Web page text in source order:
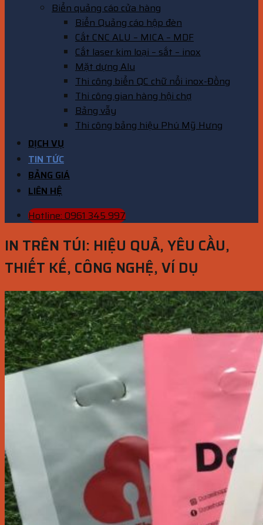
Biển quảng cáo cửa hàng
Biển Quảng cáo hộp đèn
Cắt CNC ALU – MICA – MDF
Cắt laser kim loại – sắt – inox
Mặt dựng Alu
Thi công biển QC chữ nổi inox-Đồng
Thi công gian hàng hội chợ
Bảng vẫy
Thi công bảng hiệu Phú Mỹ Hưng
DỊCH VỤ
TIN TỨC
BẢNG GIÁ
LIÊN HỆ
Hotline: 0961 345 997
IN TRÊN TÚI: HIỆU QUẢ, YÊU CẦU,
THIẾT KẾ, CÔNG NGHỆ, VÍ DỤ